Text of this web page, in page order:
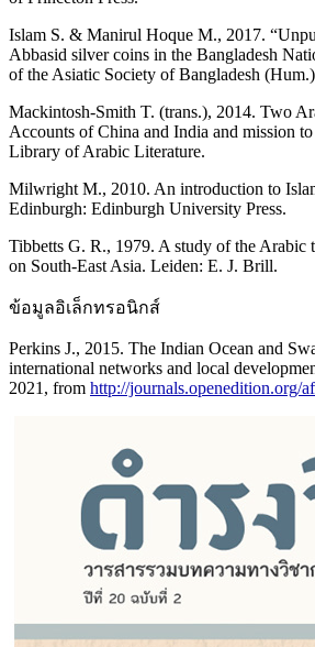
Islam S. & Manirul Hoque M., 2017.
Abbasid silver coins in the Bangladesh
of the Asiatic Society of Bangladesh
Mackintosh-Smith T. (trans.), 2014. Two
Accounts of China and India and mission
Library of Arabic Literature.
Milwright M., 2010. An introduction to
Edinburgh: Edinburgh University Press.
Tibbetts G. R., 1979. A study of the Arabic
on South-East Asia. Leiden: E. J. Brill.
ข้อมูลอิเล็กทรอนิกส์
Perkins J., 2015. The Indian Ocean and
international networks and local
2021, from http://journals.openedition.org/